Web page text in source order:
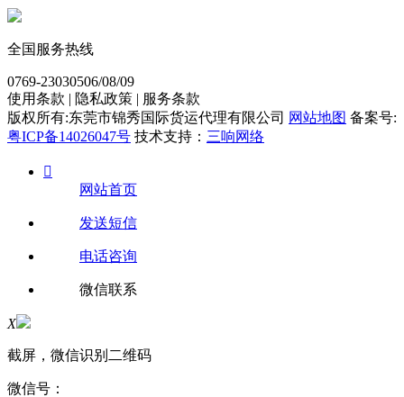
全国服务热线
0769-23030506/08/09
使用条款 | 隐私政策 | 服务条款
版权所有:东莞市锦秀国际货运代理有限公司 网站地图 备案号:
粤ICP备14026047号 技术支持： 三响网络

网站首页
发送短信
电话咨询
微信联系
X
截屏，微信识别二维码
微信号：